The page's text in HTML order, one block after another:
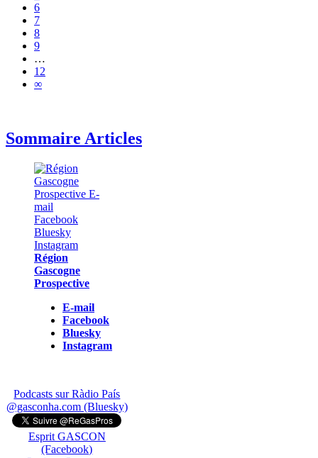
6
7
8
9
…
12
∞
Sommaire Articles
Région
Gascogne
Prospective
E-mail
Facebook
Bluesky
Instagram
Podcasts sur Ràdio País
@gasconha.com (Bluesky)
Esprit GASCON
(Facebook)